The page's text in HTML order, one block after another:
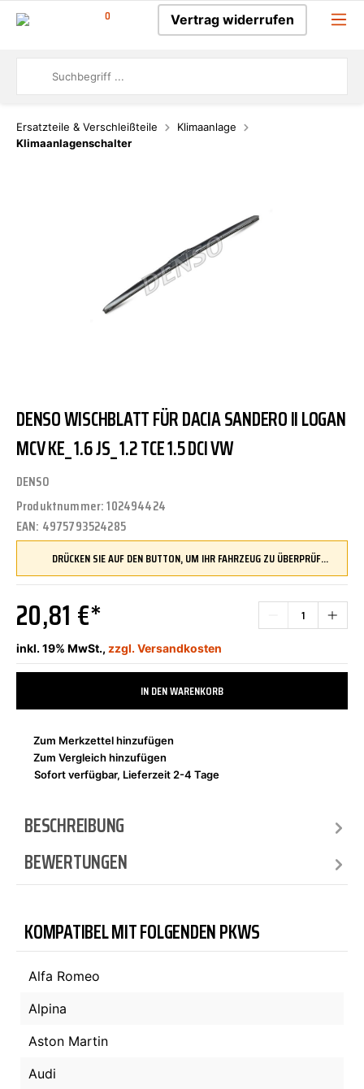
0 Vertrag widerrufen
Ersatzteile & Verschleißteile
Klimaanlage
Klimaanlagenschalter
DENSO WISCHBLATT FÜR DACIA SANDERO II LOGAN
MCV KE_ 1.6 JS_ 1.2 TCE 1.5 DCI VW
DENSO
Produktnummer:102494424
EAN: 4975793524285
DRÜCKEN SIE AUF DEN BUTTON, UM IHR FAHRZEUG ZU ÜBERPRÜFEN UND SICHERZUSTELLEN, DASS DIESES TEIL KOMPATIBEL IST, BEVOR SIE ES BESTELLEN
20,81 €*
inkl. 19% MwSt., zzgl. Versandkosten
IN DEN WARENKORB
Zum Merkzettel hinzufügen
Zum Vergleich hinzufügen
Sofort verfügbar, Lieferzeit 2-4 Tage
BESCHREIBUNG
BEWERTUNGEN
KOMPATIBEL MIT FOLGENDEN PKWS
Alfa Romeo
Alpina
Aston Martin
Audi